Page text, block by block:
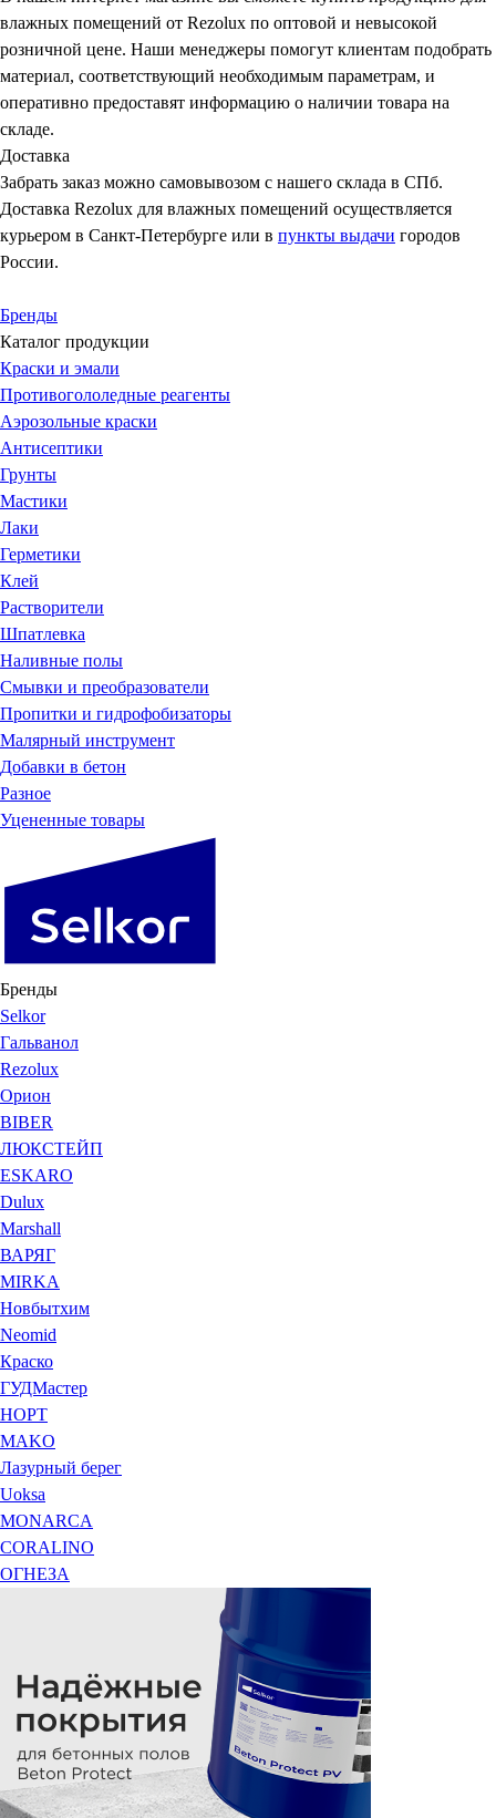
влажных помещений от Rezolux по оптовой и невысокой
розничной цене. Наши менеджеры помогут клиентам подобрать
материал, соответствующий необходимым параметрам, и
оперативно предоставят информацию о наличии товара на
складе.
Доставка
Забрать заказ можно самовывозом с нашего склада в СПб.
Доставка Rezolux для влажных помещений осуществляется
курьером в Санкт-Петербурге или в пункты выдачи городов
России.
Бренды
Каталог продукции
Краски и эмали
Противогололедные реагенты
Аэрозольные краски
Антисептики
Грунты
Мастики
Лаки
Герметики
Клей
Растворители
Шпатлевка
Наливные полы
Смывки и преобразователи
Пропитки и гидрофобизаторы
Малярный инструмент
Добавки в бетон
Разное
Уцененные товары
Бренды
Selkor
Гальванол
Rezolux
Орион
BIBER
ЛЮКСТЕЙП
ESKARO
Dulux
Marshall
ВАРЯГ
MIRKA
Новбытхим
Neomid
Краско
ГУДМастер
НОРТ
MAKO
Лазурный берег
Uoksa
MONARCA
CORALINO
ОГНЕЗА